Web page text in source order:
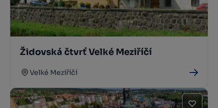
Židovská čtvrť Velké Meziříčí
Velké Meziříčí